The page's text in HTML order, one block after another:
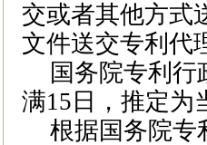
交或者其他方式
文件送交专利代
国务院专利
满15 日，推定为
根据国务院专